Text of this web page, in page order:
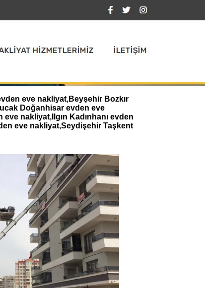
eve nakliyat,Beyşehir Bozkır
Doğanhisar evden eve
nakliyat,Ilgın Kadınhanı evden
eve nakliyat,Seydişehir Taşkent